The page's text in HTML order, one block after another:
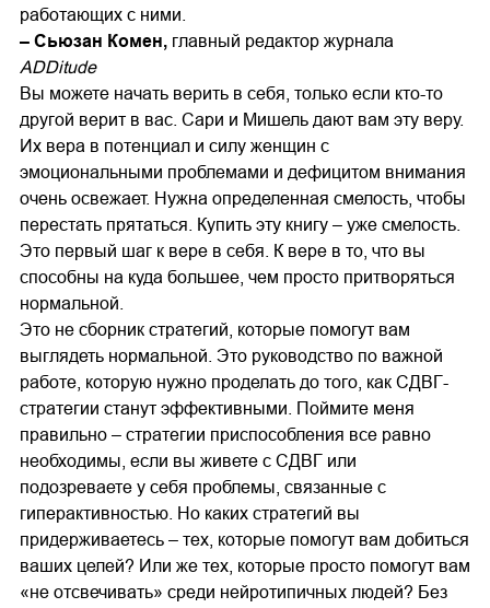
работающих с ними.
– Сьюзан Комен, главный редактор журнала
ADDitude
Вы можете начать верить в себя, только если кто-то
другой верит в вас. Сари и Мишель дают вам эту веру.
Их вера в потенциал и силу женщин с
эмоциональными проблемами и дефицитом внимания
очень освежает. Нужна определенная смелость, чтобы
перестать прятаться. Купить эту книгу – уже смелость.
Это первый шаг к вере в себя. К вере в то, что вы
способны на куда большее, чем просто притворяться
нормальной.
Это не сборник стратегий, которые помогут вам
выглядеть нормальной. Это руководство по важной
работе, которую нужно проделать до того, как СДВГ-
стратегии станут эффективными. Поймите меня
правильно – стратегии приспособления все равно
необходимы, если вы живете с СДВГ или
подозреваете у себя проблемы, связанные с
гиперактивностью. Но каких стратегий вы
придерживаетесь – тех, которые помогут вам добиться
ваших целей? Или же тех, которые просто помогут вам
«не отсвечивать» среди нейротипичных людей? Без